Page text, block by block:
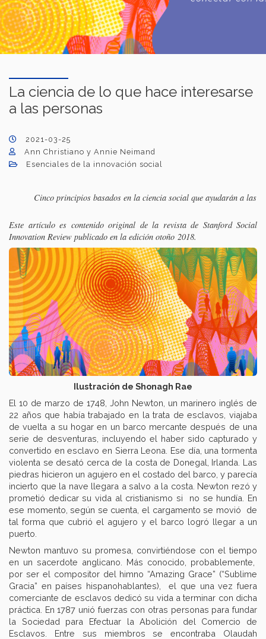
La ciencia de lo que hace interesarse
a las personas
2021-03-25
Ann Christiano y Annie Neimand
Esenciales de la innovación social
Cinco principios basados en la ciencia social que ayudarán a las
Este artículo es contenido original de la revista de Stanford Social
Innovation Review publicado en la edición otoño 2018.
Ilustración de Shonagh Rae
El 10 de marzo de 1748, John Newton, un marinero inglés de
22 años que había trabajado en la trata de esclavos, viajaba
de vuelta a su hogar en un barco mercante después de una
serie de desventuras, incluyendo el haber sido capturado y
convertido en esclavo en Sierra Leona. Ese día, una tormenta
violenta se desató cerca de la costa de Donegal, Irlanda. Las
piedras hicieron un agujero en el costado del barco, y parecía
incierto que la nave llegara a salvo a la costa. Newton rezó y
prometió dedicar su vida al cristianismo si no se hundía. En
ese momento, según se cuenta, el cargamento se movió de
tal forma que cubrió el agujero y el barco logró llegar a un
puerto.
Newton mantuvo su promesa, convirtiéndose con el tiempo
en un sacerdote anglicano. Más conocido, probablemente,
por ser el compositor del himno “Amazing Grace” (“Sublime
Gracia” en países hispanohablantes), el que una vez fuera
comerciante de esclavos dedicó su vida a terminar con dicha
práctica. En 1787 unió fuerzas con otras personas para fundar
la Sociedad para Efectuar la Abolición del Comercio de
Esclavos. Entre sus miembros se encontraba Olaudah